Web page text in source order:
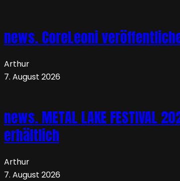
news. CoreLeoni
Arthur
7. August 2026
news. METAL LAKE FESTIVAL
erhältlich
Arthur
7. August 2026